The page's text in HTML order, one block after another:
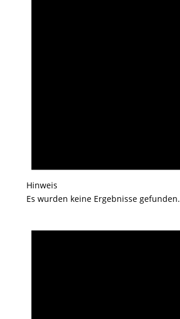
Hinweis
Es wurden keine Ergebnisse gefunden.